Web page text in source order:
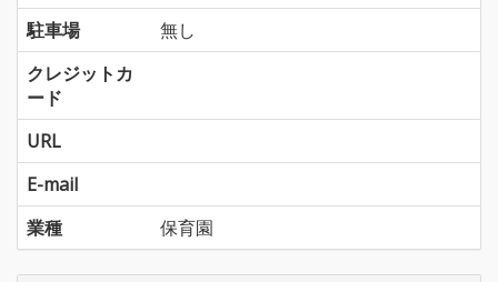
駐車場
無し
クレジットカ
ード
URL
E-mail
業種
保育園